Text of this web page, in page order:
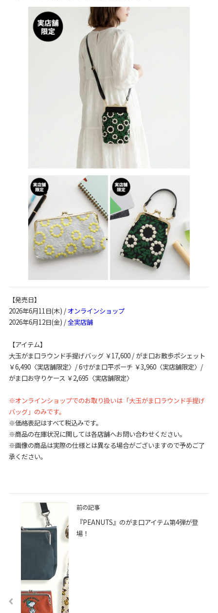
【発売日】
2026年6月11日(木) / オンラインショップ
2026年6月12日(金) /全実店舗
【アイテム】
大玉がま口ラウンド手提げバッグ ￥17,600 / がま口お散歩ポシェット
￥6,490〈実店舗限定〉/ 6寸がま口平ポーチ ￥3,960〈実店舗限定〉/
がま口お守りケース ￥2,695〈実店舗限定〉
※オンラインショップでのお取り扱いは「大玉がま口ラウンド手提げ
バッグ」のみです。
※価格表記はすべて税込みです。
※商品の在庫状況に関しては各店舗へお問い合わせください。
※画像の商品は実際の仕様とは異なる場合がございますので予めご了
承ください。
前の記事
『PEANUTS』のがま口アイテム第4弾が登
場！